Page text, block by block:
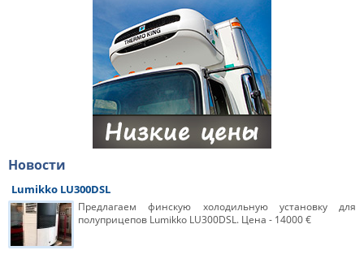
Новости
Lumikko LU300DSL
Предлагаем финскую холодильную установку для
полуприцепов Lumikko LU300DSL. Цена - 14000 €